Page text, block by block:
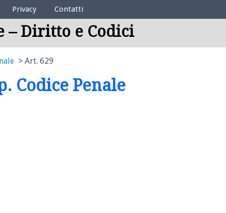
Privacy Contatti
– Diritto e Codici
Art. 629
Codice Penale